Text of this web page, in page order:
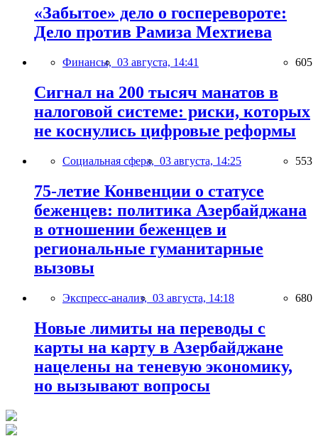
«Забытое» дело о госперевороте:
Дело против Рамиза Мехтиева
Финансы, 03 августа, 14:41 605
Сигнал на 200 тысяч манатов в
налоговой системе: риски, которых
не коснулись цифровые реформы
Социальная сфера, 03 августа, 14:25 553
75-летие Конвенции о статусе
беженцев: политика Азербайджана
в отношении беженцев и
региональные гуманитарные
вызовы
Экспресс-анализ, 03 августа, 14:18 680
Новые лимиты на переводы с
карты на карту в Азербайджане
нацелены на теневую экономику,
но вызывают вопросы